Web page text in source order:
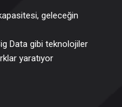
geleceğin
Data gibi teknolojiler
yaratıyor